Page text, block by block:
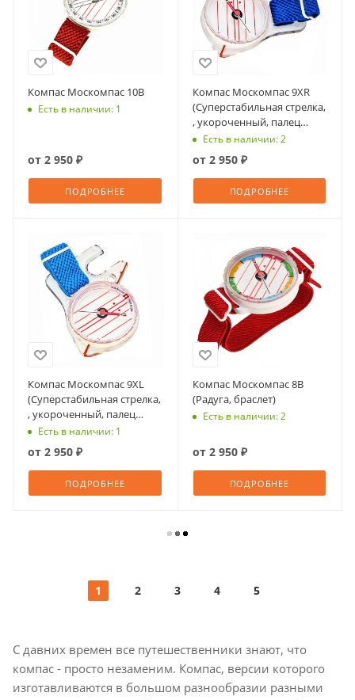
Компас Москомпас 10B
Есть в наличии: 1
от 2 950 ₽
ПОДРОБНЕЕ
Компас Москомпас 9XR
(Суперстабильная стрелка,
, укороченный, палец
правый)
Есть в наличии: 2
от 2 950 ₽
ПОДРОБНЕЕ
Компас Москомпас 9XL
(Суперстабильная стрелка,
, укороченный, палец
левый)
Есть в наличии: 1
от 2 950 ₽
ПОДРОБНЕЕ
Компас Москомпас 8B
(Радуга, браслет)
Есть в наличии: 2
от 2 950 ₽
ПОДРОБНЕЕ
1 2 3 4 5
С давних времен все путешественники знают, что
компас - просто незаменим. Компас, версии которого
изготавливаются в большом разнообразии разными